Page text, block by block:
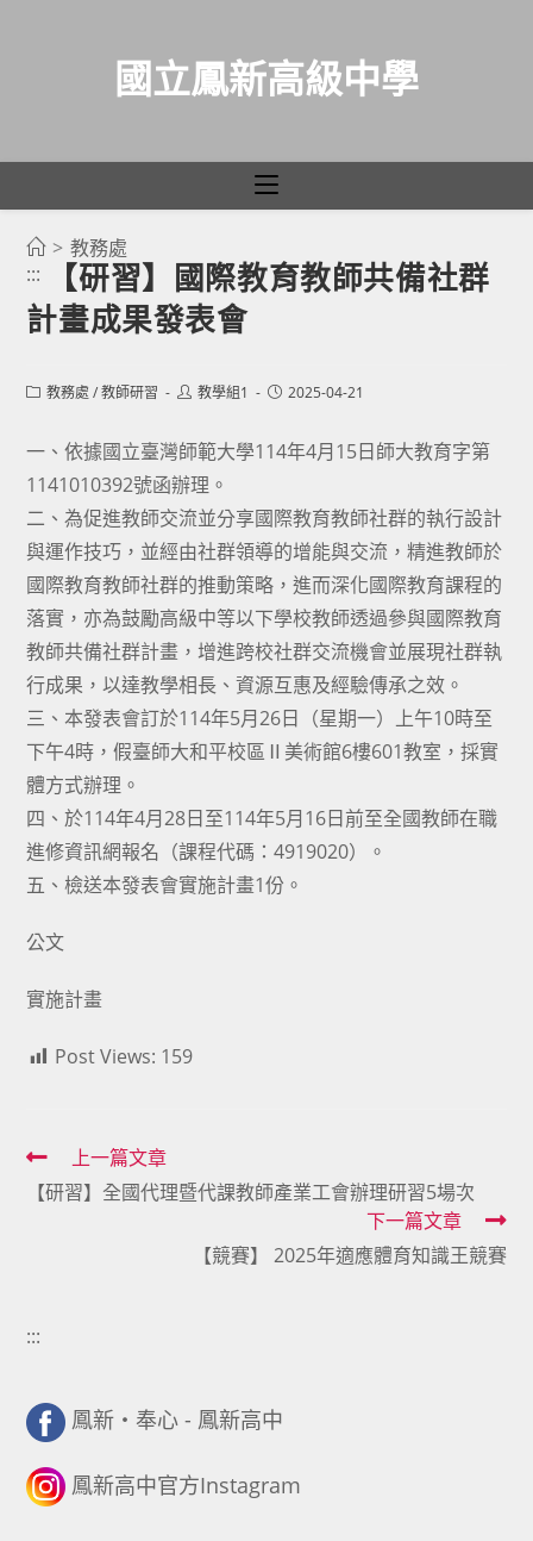
國立鳳新高級中學
> 教務處
:::
【研習】國際教育教師共備社群
計畫成果發表會
Post教務處 / 教師研習
Post教學組1
Post2025-04-21
一、依據國立臺灣師範大學114年4月15日師大教育字第
1141010392號函辦理。
二、為促進教師交流並分享國際教育教師社群的執行設計
與運作技巧，並經由社群領導的增能與交流，精進教師於
國際教育教師社群的推動策略，進而深化國際教育課程的
落實，亦為鼓勵高級中等以下學校教師透過參與國際教育
教師共備社群計畫，增進跨校社群交流機會並展現社群執
行成果，以達教學相長、資源互惠及經驗傳承之效。
三、本發表會訂於114年5月26日（星期一）上午10時至
下午4時，假臺師大和平校區Ⅱ美術館6樓601教室，採實
體方式辦理。
四、於114年4月28日至114年5月16日前至全國教師在職
進修資訊網報名（課程代碼：4919020）。
五、檢送本發表會實施計畫1份。
公文
實施計畫
Post Views: 159
Read
more
上一篇文章
【研習】全國代理暨代課教師產業工會辦理研習5場次
下一篇文章
【競賽】 2025年適應體育知識王競賽
:::
鳳新・奉心 - 鳳新高中
鳳新高中官方Instagram